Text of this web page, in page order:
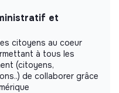
et
citoyens au coeur
à tous les
(citoyens,
de collaborer grâce